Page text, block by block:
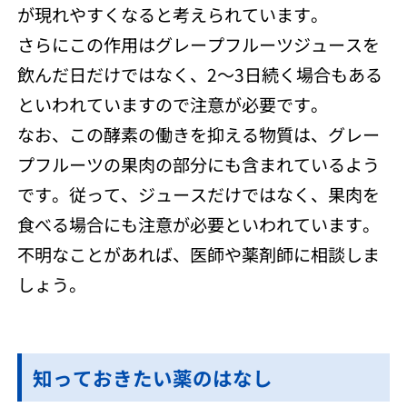
が現れやすくなると考えられています。
さらにこの作用はグレープフルーツジュースを
飲んだ日だけではなく、2～3日続く場合もある
といわれていますので注意が必要です。
なお、この酵素の働きを抑える物質は、グレー
プフルーツの果肉の部分にも含まれているよう
です。従って、ジュースだけではなく、果肉を
食べる場合にも注意が必要といわれています。
不明なことがあれば、医師や薬剤師に相談しま
しょう。
知っておきたい薬のはなし